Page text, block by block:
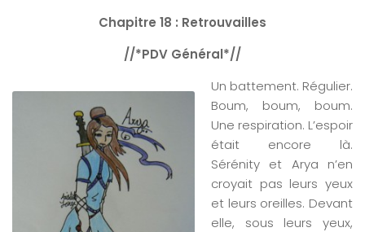
Chapitre 18 : Retrouvailles
//*PDV Général*//
Un battement. Régulier.
Boum, boum, boum.
Une respiration. L’espoir
était encore là.
Sérénity et Arya n’en
croyait pas leurs yeux
et leurs oreilles. Devant
elle, sous leurs yeux,